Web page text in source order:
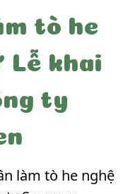
tò he
Lễ khai
ty
làm tò he nghệ